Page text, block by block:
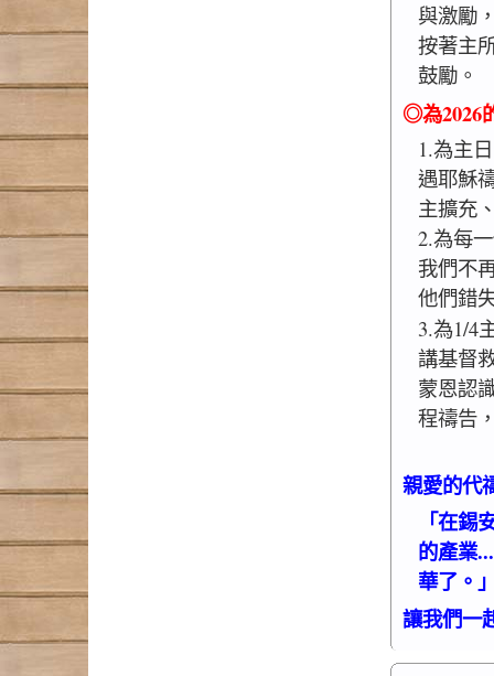
與激勵
按著主
鼓勵。
◎為2026
1.為主
遇耶穌
主擴充
2.為每
我們不
他們錯
3.為1/4
講基督
蒙恩認
程禱告
親愛的代
「在
的產業
華了。
讓我們一